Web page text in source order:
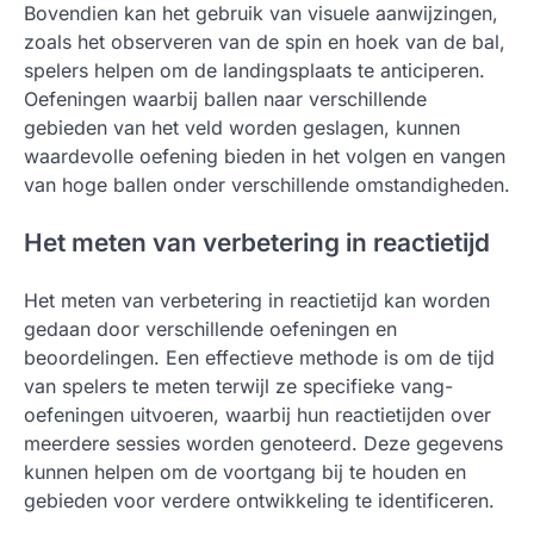
Bovendien kan het gebruik van visuele aanwijzingen,
zoals het observeren van de spin en hoek van de bal,
spelers helpen om de landingsplaats te anticiperen.
Oefeningen waarbij ballen naar verschillende
gebieden van het veld worden geslagen, kunnen
waardevolle oefening bieden in het volgen en vangen
van hoge ballen onder verschillende omstandigheden.
Het meten van verbetering in reactietijd
Het meten van verbetering in reactietijd kan worden
gedaan door verschillende oefeningen en
beoordelingen. Een effectieve methode is om de tijd
van spelers te meten terwijl ze specifieke vang-
oefeningen uitvoeren, waarbij hun reactietijden over
meerdere sessies worden genoteerd. Deze gegevens
kunnen helpen om de voortgang bij te houden en
gebieden voor verdere ontwikkeling te identificeren.